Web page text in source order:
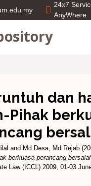
24x7
AnyWhere
dan
Pihak
and Md Desa, Md Rejab
berkuasa perancang
Law (ICCL) 2009, 01-03